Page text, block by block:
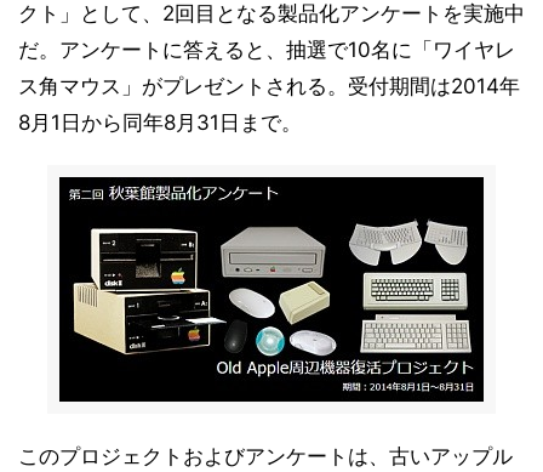
クト」として、2回目となる製品化アンケートを実施中
だ。アンケートに答えると、抽選で10名に「ワイヤレ
ス角マウス」がプレゼントされる。受付期間は2014年
8月1日から同年8月31日まで。
このプロジェクトおよびアンケートは、古いアップル